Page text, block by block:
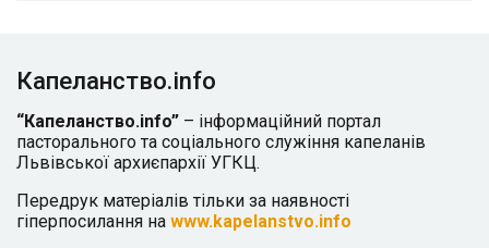
Капеланство.info
“Капеланство.info” – інформаційний портал
пасторального та соціального служіння капеланів
Львівської архиєпархії УГКЦ.
Передрук матеріалів тільки за наявності
гіперпосилання на www.kapelanstvo.info